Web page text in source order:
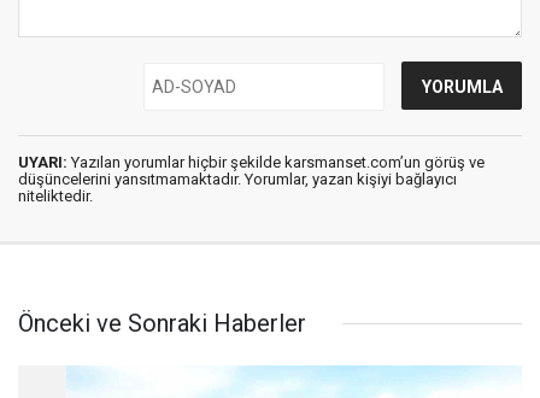
UYARI: Yazılan yorumlar hiçbir şekilde karsmanset.com’un görüş ve
düşüncelerini yansıtmamaktadır. Yorumlar, yazan kişiyi bağlayıcı
niteliktedir.
Önceki ve Sonraki Haberler